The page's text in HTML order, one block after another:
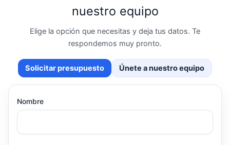
nuestro equipo
Elige la opción que necesitas y deja tus datos. Te
respondemos muy pronto.
Solicitar presupuesto Únete a nuestro equipo
Nombre